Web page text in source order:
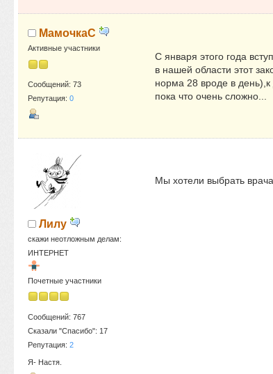
МамочкаC
Активные участники
Сообщений: 73
Репутация: 0
С января этого года
в нашей области этот
норма 28 вроде в
пока что очень сложно...
Лилу
скажи неотложным делам:
ИНТЕРНЕТ
Почетные участники
Сообщений: 767
Сказали "Спасибо": 17
Репутация: 2
Я- Настя.
Мы хотели выбрать